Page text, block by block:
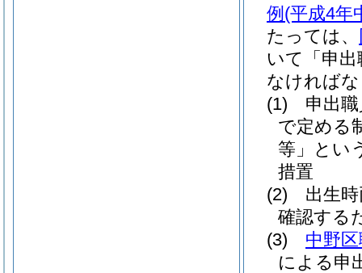
例 (平成4年
たっては、
いて「申
なければ
(1)
申出
で定める
等」とい
措置
(2)
出生
確認する
(3)
中野
による申